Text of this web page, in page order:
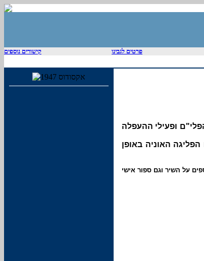
קישורים נוספים פרטים לגבינו
ופעילי ההעפלה
האוניה באופן
על השיר וגם ספור אישי